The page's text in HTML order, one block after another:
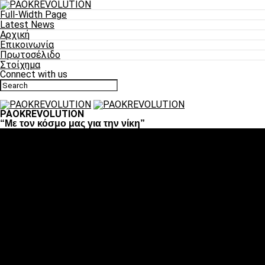
Full-Width Page
Latest News
Αρχική
Επικοινωνία
Πρωτοσέλιδο
Στοίχημα
Connect with us
PAOKREVOLUTION
“Με τον κόσμο μας για την νίκη”